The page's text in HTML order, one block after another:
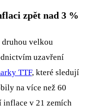
zpět nad 3 %
velkou
uzavření
TTF, které sledují
na více než 60
inflace v 21 zemích